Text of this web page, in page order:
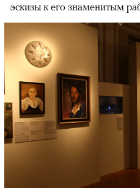
эскизы к его знаменитым